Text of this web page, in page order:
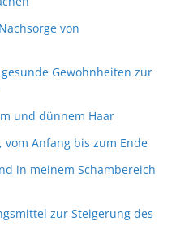
von
Gewohnheiten zur
und dünnem Haar
Anfang bis zum Ende
in meinem Schambereich
zur Steigerung des